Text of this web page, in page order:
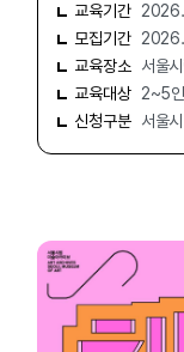
교육기간
모집기간
교육장소 서울
교육대상 2~5
신청구분 서울